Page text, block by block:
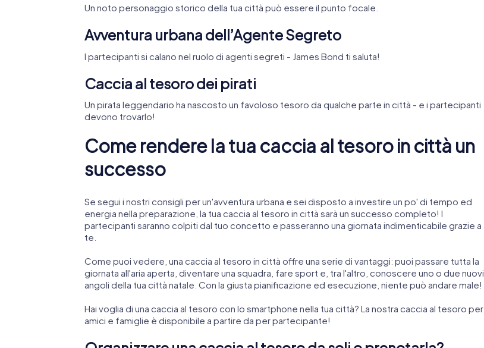
Un noto personaggio storico della tua città può essere il punto focale.
Avventura urbana dell’Agente Segreto
I partecipanti si calano nel ruolo di agenti segreti - James Bond ti saluta!
Caccia al tesoro dei pirati
Un pirata leggendario ha nascosto un favoloso tesoro da qualche parte in città - e i partecipanti
devono trovarlo!
Come rendere la tua caccia al tesoro in città un
successo
Se segui i nostri consigli per un'avventura urbana e sei disposto a investire un po' di tempo ed
energia nella preparazione, la tua caccia al tesoro in città sarà un successo completo! I
partecipanti saranno colpiti dal tuo concetto e passeranno una giornata indimenticabile grazie a
te.
Come puoi vedere, una caccia al tesoro in città offre una serie di vantaggi: puoi passare tutta la
giornata all'aria aperta, diventare una squadra, fare sport e, tra l'altro, conoscere uno o due nuovi
angoli della tua città natale. Con la giusta pianificazione ed esecuzione, niente può andare male!
Hai voglia di una caccia al tesoro con lo smartphone nella tua città? La nostra caccia al tesoro per
amici e famiglie è disponibile a partire da per partecipante!